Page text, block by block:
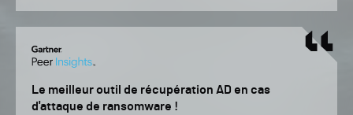
Le meilleur outil de récupération AD en cas
d'attaque de ransomware !